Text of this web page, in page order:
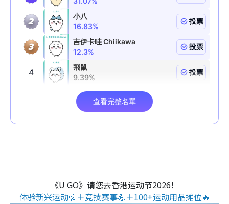
《U GO》请您去香港运动节2026！
体验新兴运动💦＋竞技赛事💪＋100+运动用品摊位🔥